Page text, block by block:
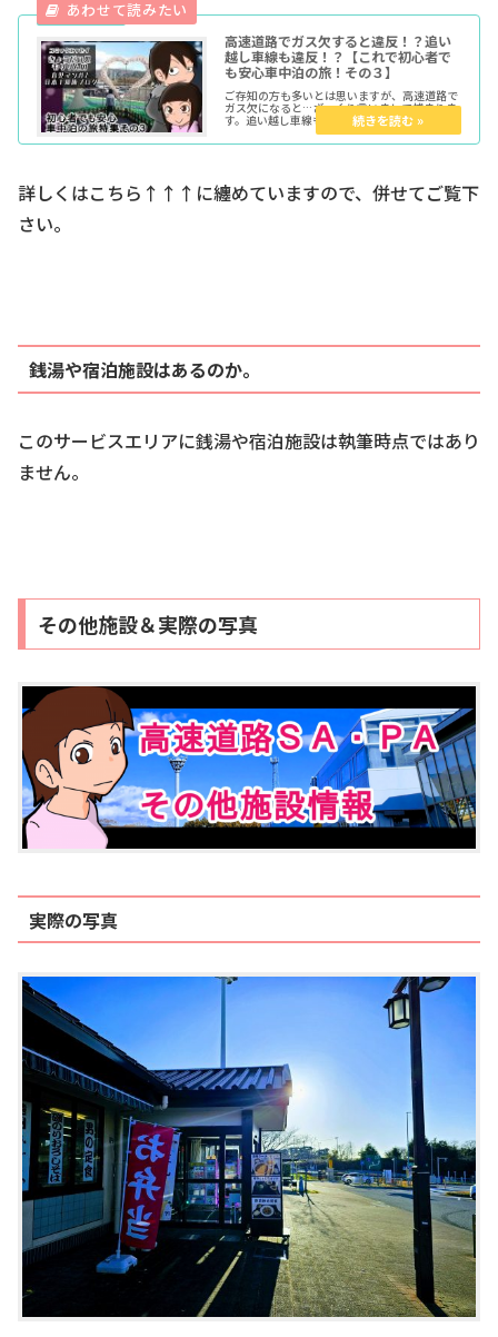
高速道路でガス欠すると違反！？追い
越し車線も違反！？【これで初心者で
も安心車中泊の旅！その３】
ご存知の方も多いとは思いますが、高速道路で
ガス欠になると…ざっくり言いまして捕まりま
す。追い越し車線もトンネル内無灯火も同様。
今回はその点について法律でのソース文を元に
分析してみたいと思います。
詳しくはこちら↑↑↑に纏めていますので、併せてご覧下
さい。
銭湯や宿泊施設はあるのか。
このサービスエリアに銭湯や宿泊施設は執筆時点ではあり
ません。
その他施設＆実際の写真
実際の写真